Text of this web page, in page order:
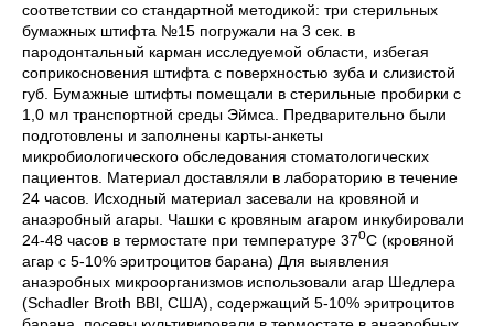
соответствии со стандартной методикой: три стерильных
бумажных штифта №15 погружали на 3 сек. в
пародонтальный карман исследуемой области, избегая
соприкосновения штифта с поверхностью зуба и слизистой
губ. Бумажные штифты помещали в стерильные пробирки с
1,0 мл транспортной среды Эймса. Предварительно были
подготовлены и заполнены карты-анкеты
микробиологического обследования стоматологических
пациентов. Материал доставляли в лабораторию в течение
24 часов. Исходный материал засевали на кровяной и
анаэробный агары. Чашки с кровяным агаром инкубировали
24-48 часов в термостате при температуре 37оС (кровяной
агар с 5-10% эритроцитов барана) Для выявления
анаэробных микроорганизмов использовали агар Шедлера
(Schadler Broth BBl, США), содержащий 5-10% эритроцитов